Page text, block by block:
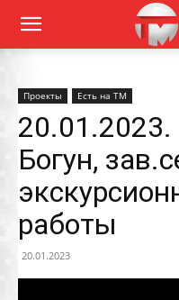
Проекты Есть на ТМ
Богун,
работы
20.01.2023